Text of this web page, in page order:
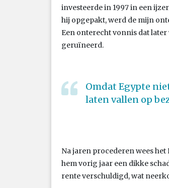
investeerde in 1997 in een
hij opgepakt, werd de mijn
Een onterecht vonnis dat
geruïneerd.
Omdat Egypte
laten vallen op
Na jaren procederen wees
hem vorig jaar een dikke
rente verschuldigd, wat